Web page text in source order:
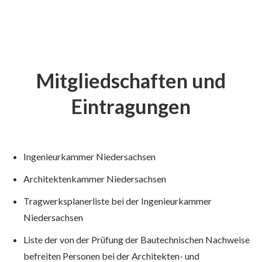
Mitgliedschaften und
Eintragungen
Ingenieurkammer Niedersachsen
Architektenkammer Niedersachsen
Tragwerksplanerliste bei der Ingenieurkammer
Niedersachsen
Liste der von der Prüfung der Bautechnischen Nachweise
befreiten Personen bei der Architekten- und